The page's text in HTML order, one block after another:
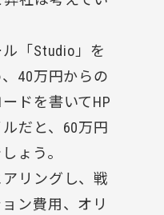
「Studio」を
40万円からの
ドを書いてHP
だと、60万円
ょう。
リングし、戦
ン費用、オリ